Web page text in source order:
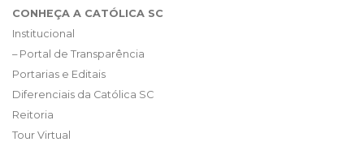
CONHEÇA A CATÓLICA SC
Institucional
– Portal de Transparência
Portarias e Editais
Diferenciais da Católica SC
Reitoria
Tour Virtual